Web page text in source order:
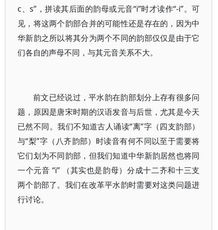
c、s”，拼读其后面的韵母或元音“i”时才读作“-i”。可
见，将这两个韵部合并的可能性还是存在的，因为中
华新韵之所以将其分为两个不同的韵部仅仅是由于它
们各自的声母不同，与其元音关系不大。
前文已经说过，平水韵在韵部划分上存有很多问
题，原因是唐宋时期的汉语发音与后世，尤其是今天
已然不同。我们不知道古人诵读“离”字（四支韵部）
与“梨”字（八齐韵部）时读音有何不同以至于需要将
它们划为不同韵部，但我们知道中华新韵居然也将同
一个元音 “i” （其实也是韵母）分成十二齐和十三支
两个韵部了。我们在改革平水韵时需要对这类问题进
行讨论。